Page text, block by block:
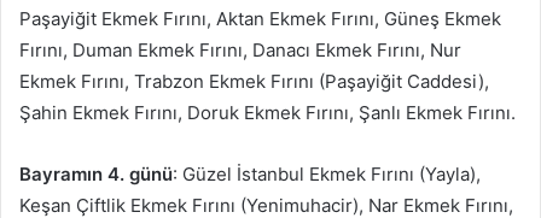
Paşayiğit Ekmek Fırını, Aktan Ekmek Fırını, Güneş Ekmek
Fırını, Duman Ekmek Fırını, Danacı Ekmek Fırını, Nur
Ekmek Fırını, Trabzon Ekmek Fırını (Paşayiğit Caddesi),
Şahin Ekmek Fırını, Doruk Ekmek Fırını, Şanlı Ekmek Fırını.
Bayramın 4. günü: Güzel İstanbul Ekmek Fırını (Yayla),
Keşan Çiftlik Ekmek Fırını (Yenimuhacir), Nar Ekmek Fırını,